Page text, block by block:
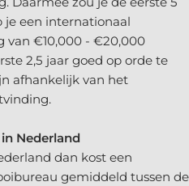
je een internationaal
van €10,000 - €20,000
2,5 jaar goed op orde te
afhankelijk van het
Nederland
dan kost een
gemiddeld tussen de